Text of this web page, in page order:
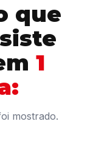
que
1
mostrado.